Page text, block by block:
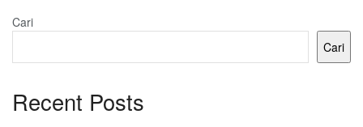
Cari
Cari
Recent Posts